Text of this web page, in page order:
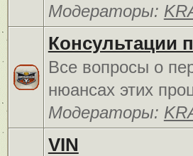
Модераторы:
Консультации
Все вопросы о
нюансах этих
Модераторы:
VIN